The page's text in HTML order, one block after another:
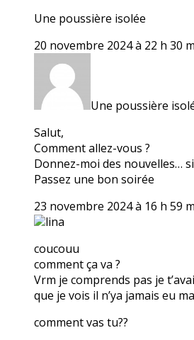
Une poussière isolée
20 novembre 2024 à 22 h 30
Une poussière
Salut,
Comment allez-vous ?
Donnez-moi des nouvelles…
Passez une bon soirée
23 novembre 2024 à 16 h 59
lina
coucouu
comment ça va ?
Vrm je comprends pas je
que je vois il n’ya jamais eu
comment vas tu??